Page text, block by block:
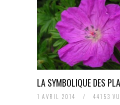
LA SYMBOLIQUE DES
1 AVRIL 2014 / 44153